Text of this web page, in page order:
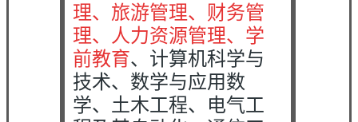
理、旅游管理、财务管
理、人力资源管理、学
前教育、计算机科学与
技术、数学与应用数
学、土木工程、电气工